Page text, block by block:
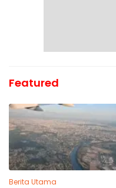
Featured
Berita Utama